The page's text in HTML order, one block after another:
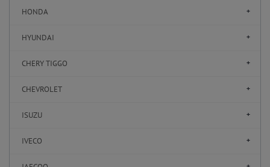
HONDA
HYUNDAI
CHERY TIGGO
CHEVROLET
ISUZU
IVECO